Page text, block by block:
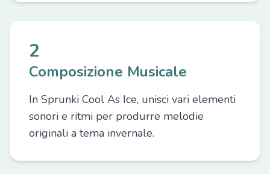
2
Composizione Musicale
In Sprunki Cool As Ice, unisci vari elementi
sonori e ritmi per produrre melodie
originali a tema invernale.